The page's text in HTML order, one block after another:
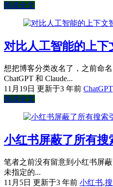
阅读全文
对比人工智能的上下
想把博客分类改名了，之前命
ChatGPT 和 Claude...
11月19日 更新于3 年前 ChatGPT
阅读全文
小红书屏蔽了所有搜
笔者之前没有留意到小红书屏
未指定的...
11月5日 更新于3 年前 小红书,